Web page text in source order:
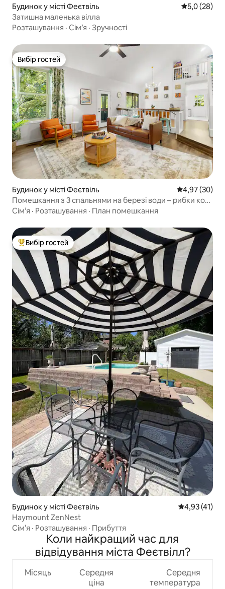
Будинок у місті Феєтвіль Середня
5,0 (28)
Затишна маленька вілла
Розташування · Сім’я · Зручності
Вибір гостей
Вибір гостей
Будинок у місті Феєтвіль Середня
4,97 (30)
Помешкання з 3 спальнями на березі води – рибки кои
та ігрові автомати
Сім’я · Розташування · План помешкання
Топ вибір гостей
Вибір гостей
Будинок у місті Феєтвіль Середня
4,93 (41)
Haymount ZenNest
Сім’я · Розташування · Прибуття
Коли найкращий час для
відвідування міста Феєтвілл?
Місяць
Середня
ціна
Середня
температура